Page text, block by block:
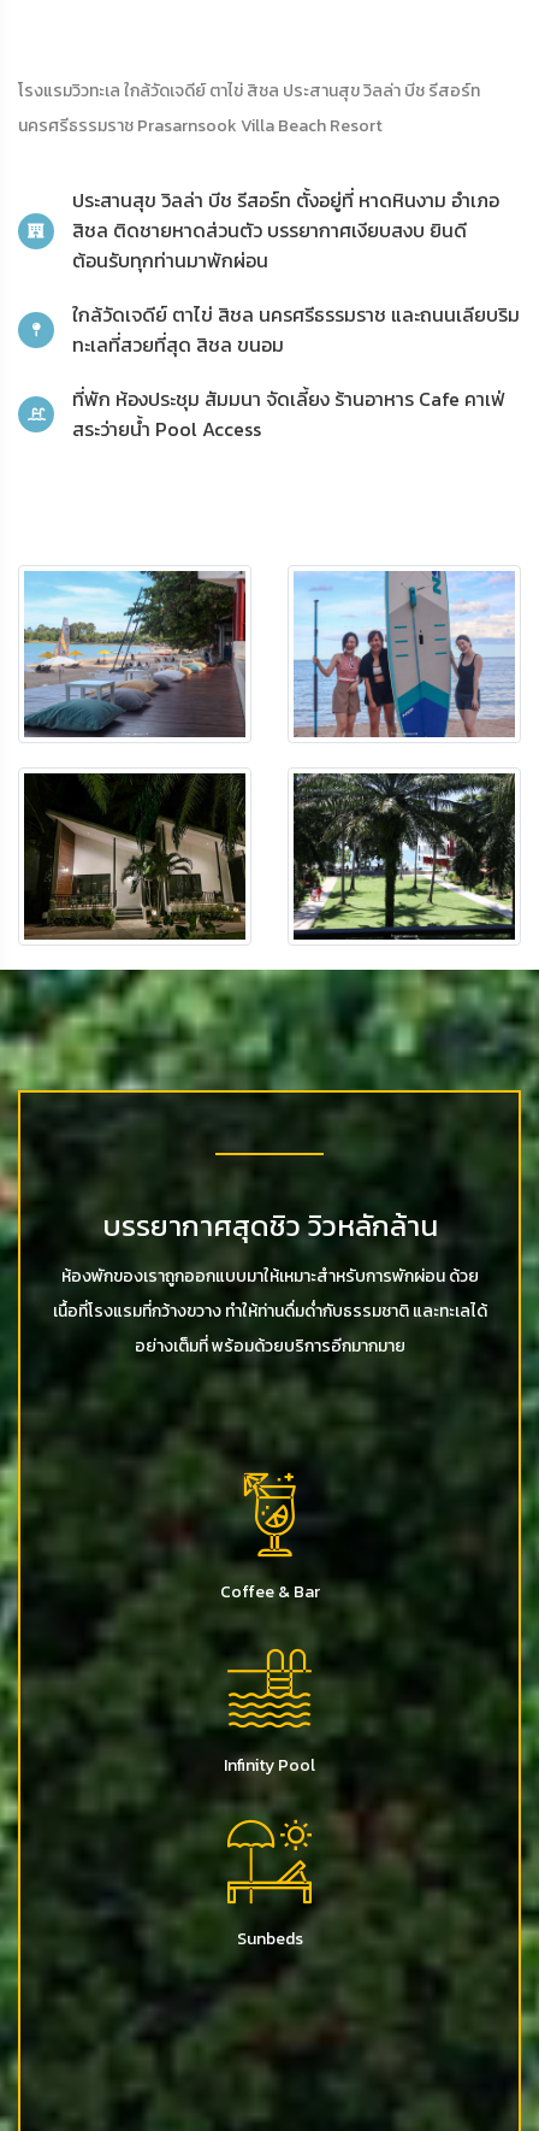
โรงแรมวิวทะเล ใกล้วัดเจดีย์ ตาไข่ สิชล ประสานสุข วิลล่า บีช รีสอร์ท
นครศรีธรรมราช Prasarnsook Villa Beach Resort
ประสานสุข วิลล่า บีช รีสอร์ท ตั้งอยู่ที่ หาดหินงาม อำเภอ
สิชล ติดชายหาดส่วนตัว บรรยากาศเงียบสงบ ยินดี
ต้อนรับทุกท่านมาพักผ่อน
ใกล้วัดเจดีย์ ตาไข่ สิชล นครศรีธรรมราช และถนนเลียบริม
ทะเลที่สวยที่สุด สิชล ขนอม
ที่พัก ห้องประชุม สัมมนา จัดเลี้ยง ร้านอาหาร Cafe คาเฟ่
สระว่ายน้ำ Pool Access
บรรยากาศสุดชิว วิวหลักล้าน
ห้องพักของเราถูกออกแบบมาให้เหมาะสำหรับการพักผ่อน ด้วย
เนื้อที่โรงแรมที่กว้างขวาง ทำให้ท่านดื่มด่ำกับธรรมชาติ และทะเลได้
อย่างเต็มที่ พร้อมด้วยบริการอีกมากมาย
Coffee & Bar
Infinity Pool
Sunbeds